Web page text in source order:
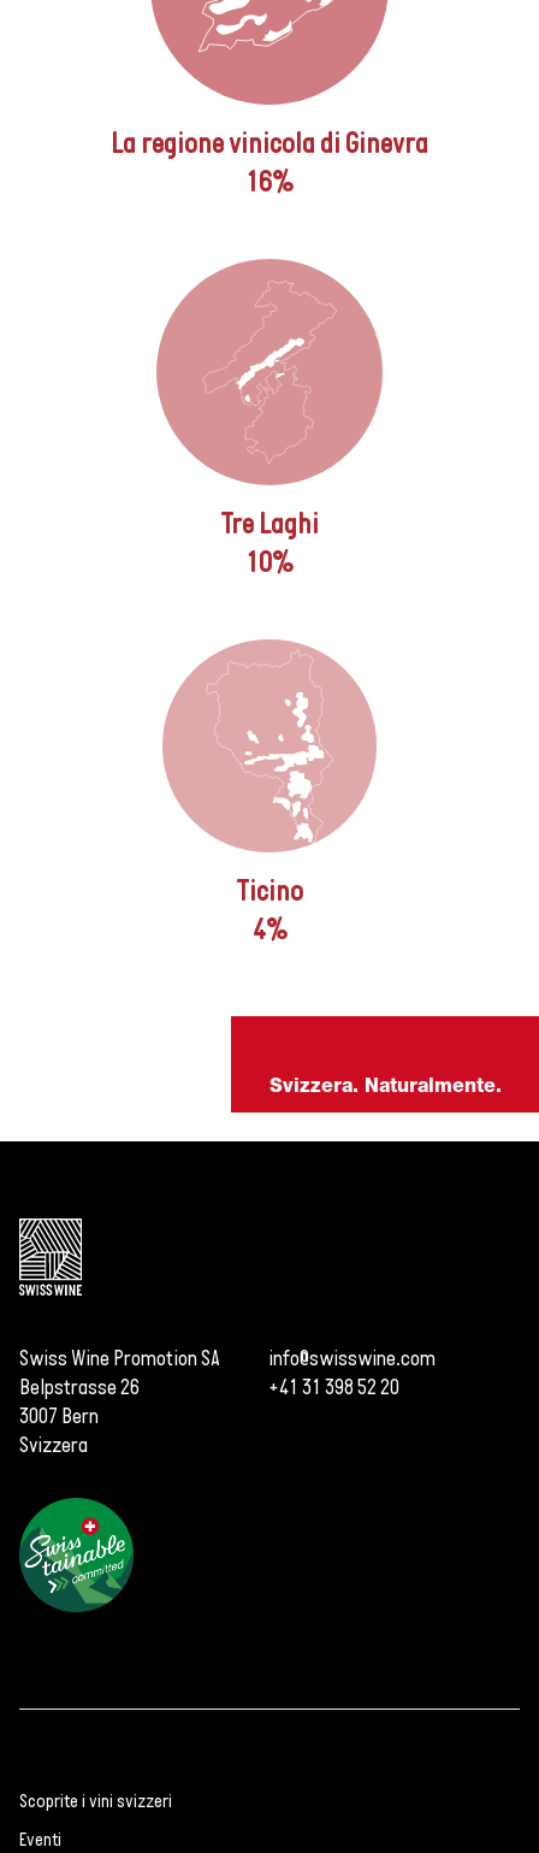
La regione vinicola di Ginevra
16%
Tre Laghi
10%
Ticino
4%
Svizzera. Naturalmente.
Swiss Wine Promotion SA
Belpstrasse 26
3007 Bern
Svizzera
info@swisswine.com
+41 31 398 52 20
Scoprite i vini svizzeri
Eventi